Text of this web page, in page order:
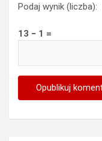
Podaj wynik (liczba):
13 − 1 =